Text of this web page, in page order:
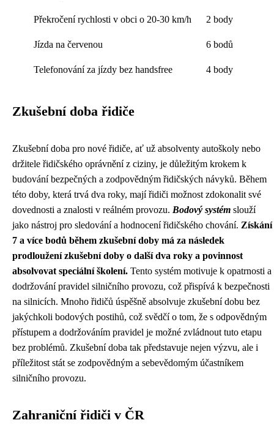
Překročení rychlosti v obci o 20-30 km/h 2 body
Jízda na červenou 6 bodů
Telefonování za jízdy bez handsfree 4 body
Zkušební doba řidiče
Zkušební doba pro nové řidiče, ať už absolventy autoškoly nebo
držitele řidičského oprávnění z ciziny, je důležitým krokem k
budování bezpečných a zodpovědným řidičských návyků. Během
této doby, která trvá dva roky, mají řidiči možnost zdokonalit své
dovednosti a znalosti v reálném provozu. Bodový systém slouží
jako nástroj pro sledování a hodnocení řidičského chování. Získání
7 a více bodů během zkušební doby má za následek
prodloužení zkušební doby o další dva roky a povinnost
absolvovat speciální školení. Tento systém motivuje k opatrnosti a
dodržování pravidel silničního provozu, což přispívá k bezpečnosti
na silnicích. Mnoho řidičů úspěšně absolvuje zkušební dobu bez
jakýchkoli bodových postihů, což svědčí o tom, že s odpovědným
přístupem a dodržováním pravidel je možné zvládnout tuto etapu
bez problémů. Zkušební doba tak představuje nejen výzvu, ale i
příležitost stát se zodpovědným a sebevědomým účastníkem
silničního provozu.
Zahraniční řidiči v ČR